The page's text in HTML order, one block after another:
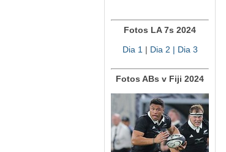
Fotos LA 7s 2024
Dia 1 | Dia 2 | Dia 3
Fotos ABs v Fiji 2024